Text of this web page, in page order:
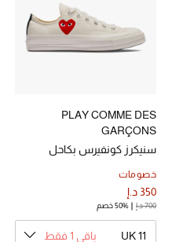
ركن أناقة المنتجعات
تشكيلة المناسبات للنساء
الحب للمحلي
الملابس الرياضية النسائية
PLAY COMME DES
GARÇONS
سنيكرز كونفيرس بكاحل
باللون الأحمر
خصومات
350 د.إ
700 د.إ 50% خصم
UK 11 باقي 1 فقط